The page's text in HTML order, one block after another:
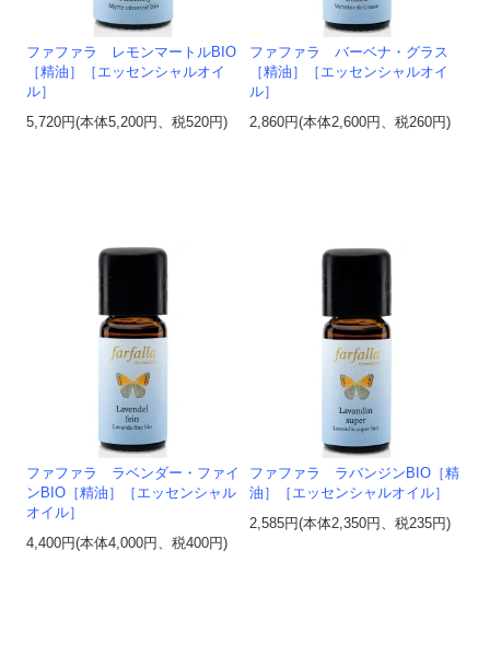
ファファラ レモンマートルBIO
［精油］［エッセンシャルオイ
ル］
5,720円(本体5,200円、税520円)
ファファラ バーベナ・グラス
［精油］［エッセンシャルオイ
ル］
2,860円(本体2,600円、税260円)
ファファラ ラベンダー・ファイ
ンBIO［精油］［エッセンシャル
オイル］
4,400円(本体4,000円、税400円)
ファファラ ラバンジンBIO［精
油］［エッセンシャルオイル］
2,585円(本体2,350円、税235円)